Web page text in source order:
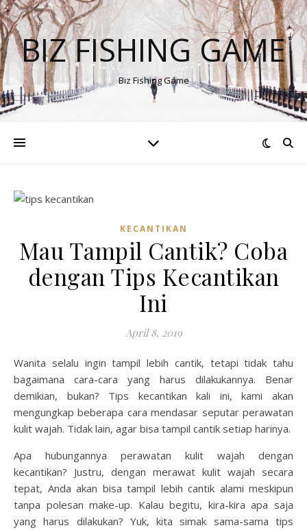
BIZ FISHING GAME
Biz Fishing Game
KECANTIKAN
Mau Tampil Cantik? Coba
dengan Tips Kecantikan
Ini
April 8, 2019
Wanita selalu ingin tampil lebih cantik, tetapi tidak tahu
bagaimana cara-cara yang harus dilakukannya. Benar
demikian, bukan? Tips kecantikan kali ini, kami akan
mengungkap beberapa cara mendasar seputar perawatan
kulit wajah. Tidak lain, agar bisa tampil cantik setiap harinya.
Apa hubungannya perawatan kulit wajah dengan
kecantikan? Justru, dengan merawat kulit wajah secara
tepat, Anda akan bisa tampil lebih cantik alami meskipun
tanpa polesan make-up. Kalau begitu, kira-kira apa saja
yang harus dilakukan? Yuk, kita simak sama-sama tips